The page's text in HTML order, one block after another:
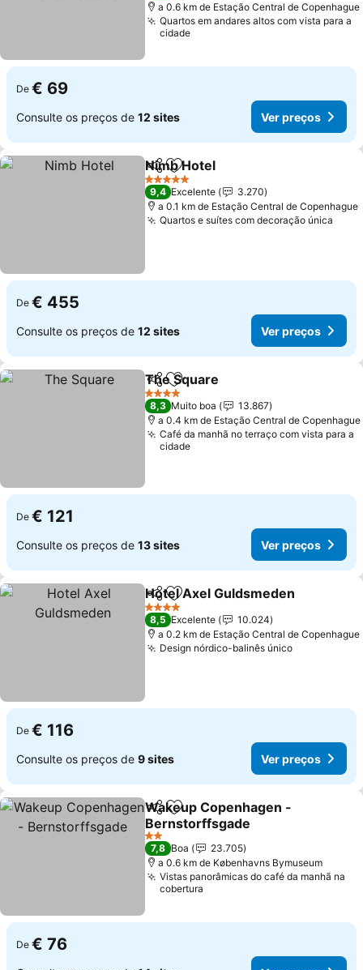
a 0.6 km de Estação Central de Copenhague
Quartos em andares altos com vista para a
cidade
De € 69
Consulte os preços de 12 sites Ver preços
PartilharAdicionar aos favoritos
Nimb Hotel
5 Estrelas
9,4 Excelente
3.270
a 0.1 km de Estação Central de Copenhague
Quartos e suítes com decoração única
De € 455
Consulte os preços de 12 sites Ver preços
PartilharAdicionar aos favoritos
The Square
4 Estrelas
8,3 Muito boa
13.867
a 0.4 km de Estação Central de Copenhague
Café da manhã no terraço com vista para a
cidade
De € 121
Consulte os preços de 13 sites Ver preços
PartilharAdicionar aos favoritos
Hotel Axel Guldsmeden
4 Estrelas
8,5 Excelente
10.024
a 0.2 km de Estação Central de Copenhague
Design nórdico-balinês únicoVer preços
De € 116
Consulte os preços de 9 sites Ver preços
PartilharAdicionar aos favoritos
Wakeup Copenhagen -
Bernstorffsgade
Ver preços
2 Estrelas
7,8 Boa
23.705
a 0.6 km de Københavns Bymuseum
Vistas panorâmicas do café da manhã na
cobertura
De € 76